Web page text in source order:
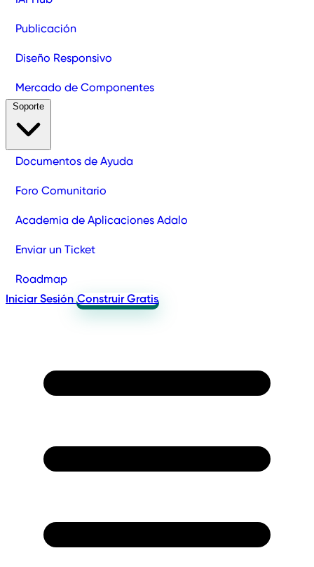
Publicación
Diseño Responsivo
Mercado de Componentes
Documentos de Ayuda
Foro Comunitario
Academia de Aplicaciones Adalo
Enviar un Ticket
Roadmap
Iniciar Sesión Construir Gratis